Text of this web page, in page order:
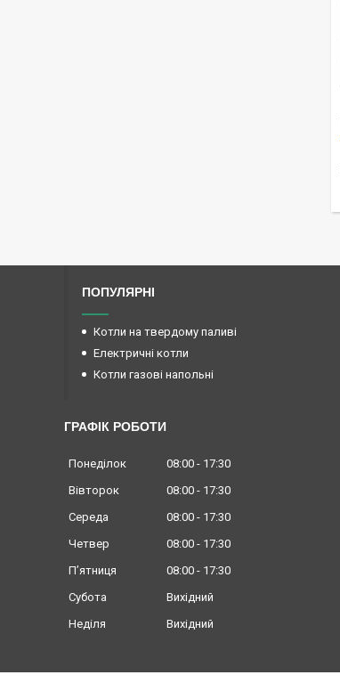
ПОПУЛЯРНІ
Котли на твердому паливі
Електричні котли
Котли газові напольні
ГРАФІК РОБОТИ
Понеділок 08:00
17:30
Вівторок
08:00
17:30
Середа
08:00
17:30
Четвер
08:00
17:30
Пʼятниця
08:00
17:30
Субота
Вихідний
Неділя
Вихідний